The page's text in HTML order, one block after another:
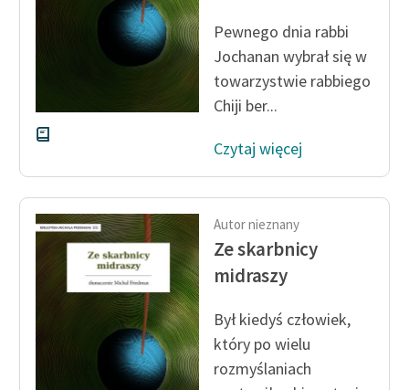
szkolnych i literatury do
słuchania dla uczennic i
Feministyczne inspiracje.
Popularyzacja
feministycznej
Ręce pełne poezji
Kolekcje edukacyjne
twórców przechodzących
do domeny publicznej,
lektur szkolnych oraz
Starego Testamentu
Odkurzamy bohaterów
Pewnego dnia rabbi
Jochanan wybrał się w
towarzystwie rabbiego
Chiji ber...
Czytaj więcej
Autor nieznany
Ze skarbnicy
midraszy
Był kiedyś człowiek,
który po wielu
rozmyślaniach